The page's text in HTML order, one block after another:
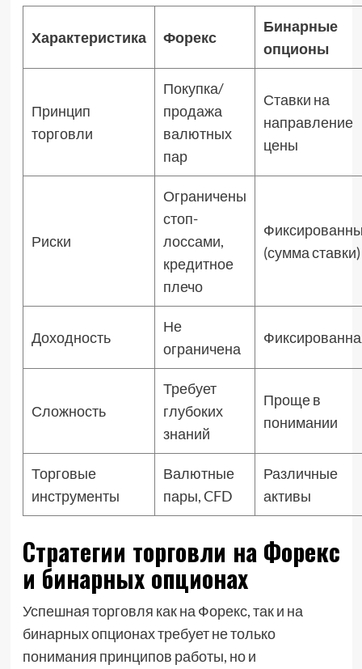
Характеристика Форекс
Бинарные
опционы
Принцип
торговли
Покупка/
продажа
валютных
пар
Ставки на
направление
цены
Риски
Ограничены
стоп-
лоссами,
кредитное
плечо
(сумма ставки)
Доходность
Не
ограничена
Сложность
Требует
глубоких
знаний
Проще в
понимании
Торговые
инструменты
Валютные
пары, CFD
Различные
активы
Стратегии торговли на Форекс
и бинарных опционах
Успешная торговля как на Форекс, так и на
бинарных опционах требует не только
понимания принципов работы, но и